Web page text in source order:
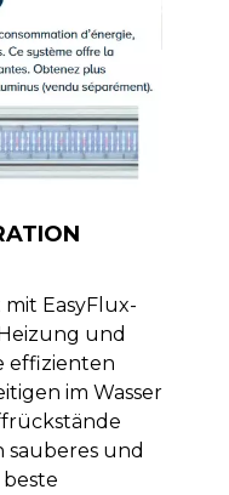
EasyFlux-
und
effizienten
im Wasser
sauberes und